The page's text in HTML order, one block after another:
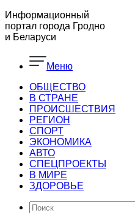
Информационный
портал города Гродно
и Беларуси
Меню
ОБЩЕСТВО
В СТРАНЕ
ПРОИСШЕСТВИЯ
РЕГИОН
CПОРТ
ЭКОНОМИКА
АВТО
СПЕЦПРОЕКТЫ
В МИРЕ
ЗДОРОВЬЕ